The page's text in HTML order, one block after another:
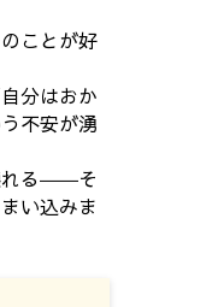
ことが好
分はおか
不安が湧
れる――そ
い込みま